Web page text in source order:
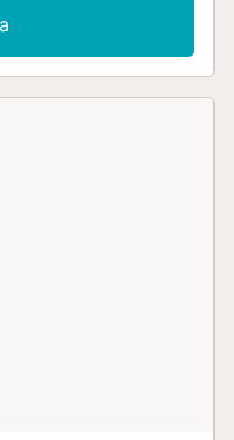
televisión, aire
playa/piscina. La
privada con